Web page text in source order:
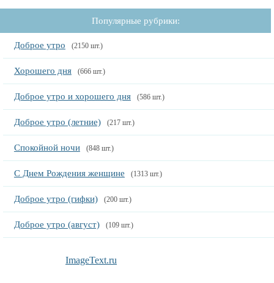
Популярные рубрики:
Доброе утро (2150 шт.)
Хорошего дня (666 шт.)
Доброе утро и хорошего дня (586 шт.)
Доброе утро (летние) (217 шт.)
Спокойной ночи (848 шт.)
С Днем Рождения женщине (1313 шт.)
Доброе утро (гифки) (200 шт.)
Доброе утро (август) (109 шт.)
ImageText.ru